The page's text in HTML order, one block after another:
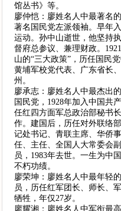
馆丛书》等。
廖仲恺：廖姓名人中最著名
著名国民党左派领袖。早年
运动。孙中山逝世，他坚持
督府总参议、兼理财政。
山的“三大政策”，历任国民
黄埔军校党代表、广东省长
州。
廖承志：廖姓名人中最杰出
国民党，1928年加入中国共
任红四方面军总政治部秘书
作。建国后，历任对外联络
记处书记、青联主席、华侨
任、主任、全国人大常委会
员，1983年去世。一生为中
不朽功绩。
廖荣坤：廖姓名人中最年轻
员，历任红军团长、师长、
牺牲，年仅27岁。
廖耀湘：廖姓名人中军衔最